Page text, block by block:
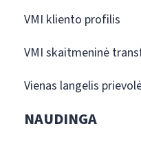
VMI kliento profilis
VMI skaitmeninė
Vienas langelis
NAUDINGA